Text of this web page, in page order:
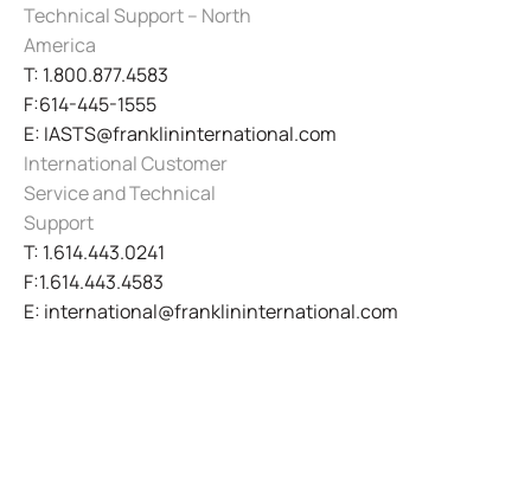
Technical Support – North
America
T: 1.800.877.4583
F:614-445-1555
E: IASTS@franklininternational.com
International Customer
Service and Technical
Support
T: 1.614.443.0241
F:1.614.443.4583
E: international@franklininternational.com